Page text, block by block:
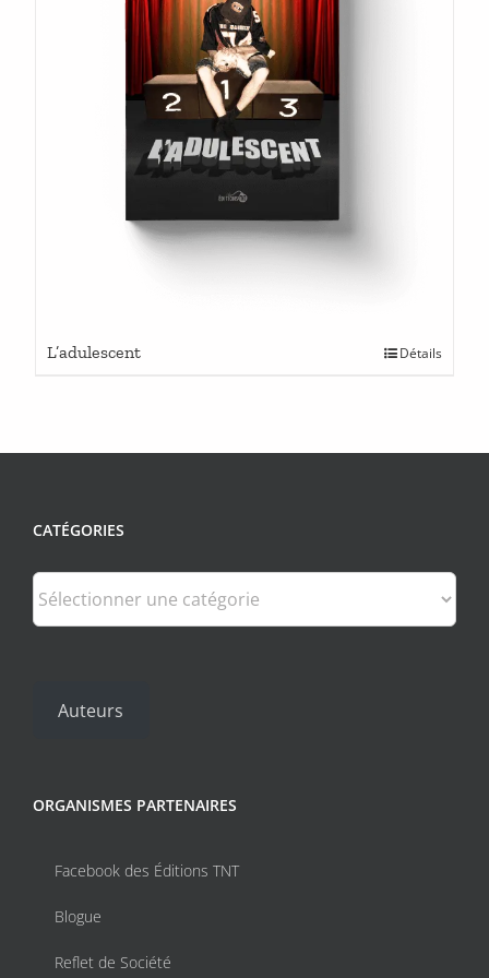
L’adulescent Détails
CATÉGORIES
Catégories
Auteurs
ORGANISMES PARTENAIRES
Facebook des Éditions TNT
Blogue
Reflet de Société